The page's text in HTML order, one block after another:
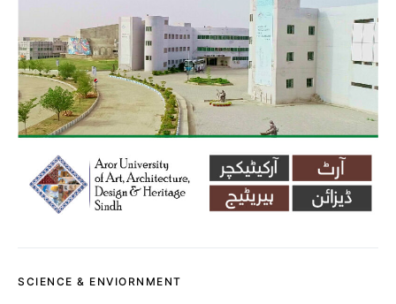
SCIENCE & ENVIORNMENT